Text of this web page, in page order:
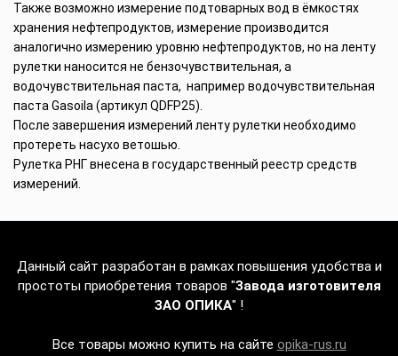
Также возможно измерение подтоварных вод в ёмкостях
хранения нефтепродуктов, измерение производится
аналогично измерению уровню нефтепродуктов, но на ленту
рулетки наносится не бензочувствительная, а
водочувствительная паста, например водочувствительная
паста Gasoila (артикул QDFP25).
После завершения измерений ленту рулетки необходимо
протереть насухо ветошью.
Рулетка РНГ внесена в государственный реестр средств
измерений.
Данный сайт разработан в рамках повышения удобства и
простоты приобретения товаров "Завода изготовителя
ЗАО ОПИКА" !
Все товары можно купить на сайте opika-rus.ru